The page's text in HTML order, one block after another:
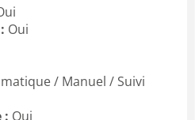
Oui
/ Manuel / Suivi
: Oui